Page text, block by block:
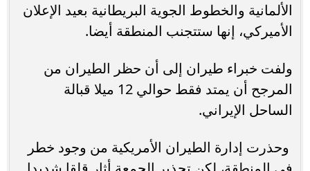
الألمانية والخطوط الجوية البريطانية بعيد الإعلان
الأميركي، إنها ستتجنب المنطقة أيضا.
ولفت خبراء طيران إلى أن حظر الطيران من
المرجح أن يمتد فقط حوالي 12 ميلا قبالة
الساحل الإيراني.
وحذرت إدارة الطيران الأمريكية من وجود خطر